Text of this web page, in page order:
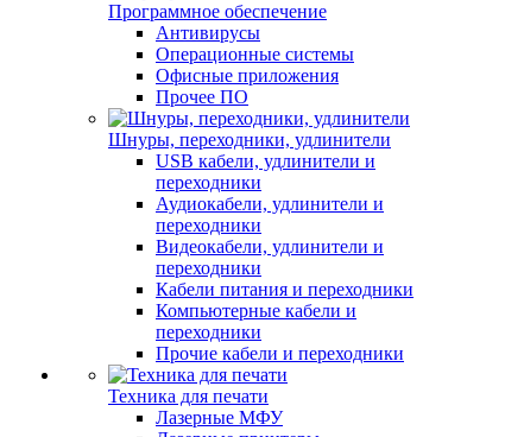
Программное обеспечение
Антивирусы
Операционные системы
Офисные приложения
Прочее ПО
Шнуры, переходники, удлинители
USB кабели, удлинители и
переходники
Аудиокабели, удлинители и
переходники
Видеокабели, удлинители и
переходники
Кабели питания и переходники
Компьютерные кабели и
переходники
Прочие кабели и переходники
Техника для печати
Лазерные МФУ